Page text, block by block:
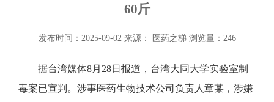
60斤
发布时间：2025-09-02 来源： 医药之梯 浏览量：246
据台湾媒体8月28日报道，台湾大同大学实验室制
毒案已宣判。涉事医药生物技术公司负责人章某，涉嫌